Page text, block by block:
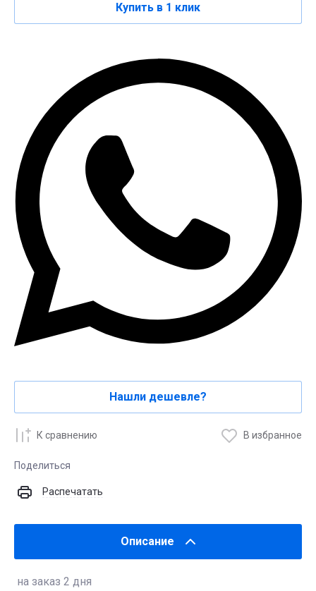
Купить в 1 клик
Нашли дешевле?
К сравнению В избранное
Поделиться
Распечатать
Описание
на заказ 2 дня